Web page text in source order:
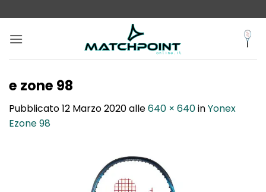
ai
contenuti
e zone 98
Pubblicato12 Marzo 2020alle640 × 640inYonex
Ezone 98